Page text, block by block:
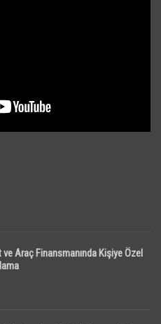
ve Araç Finansmanında Kişiye Özel